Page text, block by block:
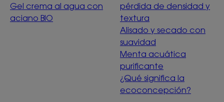
Gel crema al agua con
aciano BIO
pérdida de densidad y
textura
Alisado y secado con
suavidad
Menta acuática
purificante
¿Qué significa la
ecoconcepción?